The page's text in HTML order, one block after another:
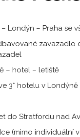
Londýn – Praha se
zavazadlo
– hotel – letiště
3* hotelu v Londýně
do Stratfordu nad
(mimo individuální